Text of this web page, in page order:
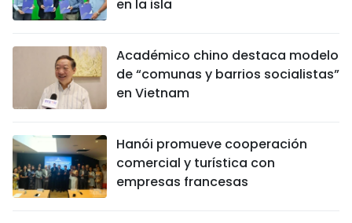
en la isla
Académico chino destaca modelo
de “comunas y barrios socialistas”
en Vietnam
Hanói promueve cooperación
comercial y turística con
empresas francesas